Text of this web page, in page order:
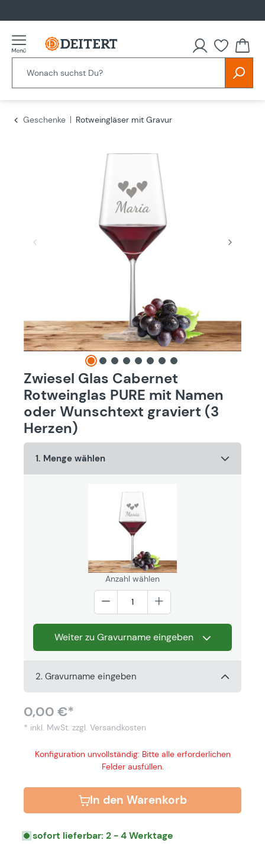
Du
Geschenke Rotweingläser mit Gravur
Zwiesel Glas Cabernet
Rotweinglas PURE mit Namen
oder Wunschtext graviert (3
Herzen)
1. Menge wählen
Anzahl wählen
Weiter zu Gravurname eingeben
2. Gravurname eingeben
0,00 €*
* inkl. MwSt. zzgl. Versandkosten
Konfiguration unvollständig: Bitte alle erforderlichen
Felder ausfüllen.
In den Warenkorb
sofort lieferbar: 2 - 4 Werktage